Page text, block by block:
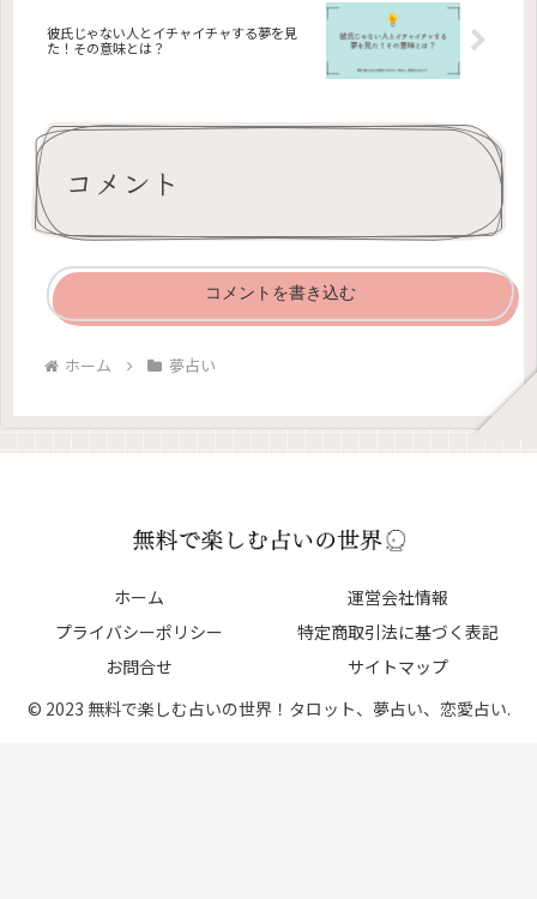
彼氏じゃない人とイチャイチャする夢を見
た！その意味とは？
コメント
コメントを書き込む
ホーム 夢占い
ホーム
運営会社情報
プライバシーポリシー
特定商取引法に基づく表記
お問合せ
サイトマップ
© 2023 無料で楽しむ占いの世界！タロット、夢占い、恋愛占い.